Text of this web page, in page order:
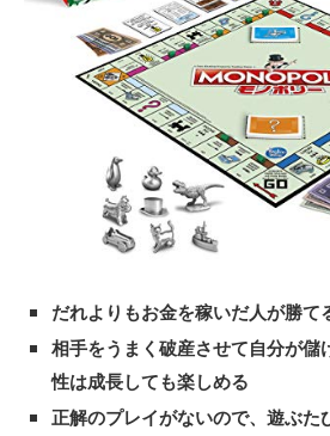
だれよりもお金を稼いだ人が勝て
相手をうまく破産させて自分が儲
性は成長しても楽しめる
正解のプレイがないので、遊ぶた